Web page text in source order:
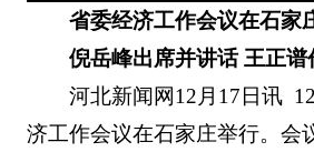
省委经济工作会议在石家
倪岳峰出席并讲话 王正谱
河北新闻网12月17日讯
济工作会议在石家庄举行。会